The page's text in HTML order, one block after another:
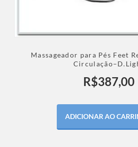
Massageador para Pés Feet
R$387,00
ADICIONAR AO